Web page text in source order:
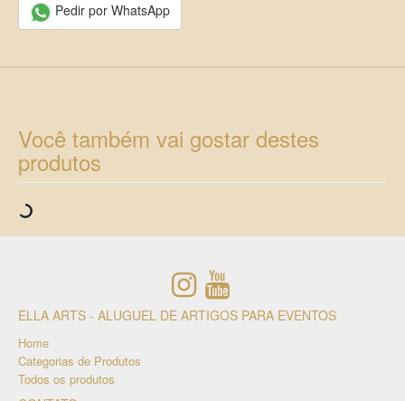
Pedir por WhatsApp
Você também vai gostar destes
produtos
ELLA ARTS - ALUGUEL DE ARTIGOS PARA EVENTOS
Home
Categorias de Produtos
Todos os produtos